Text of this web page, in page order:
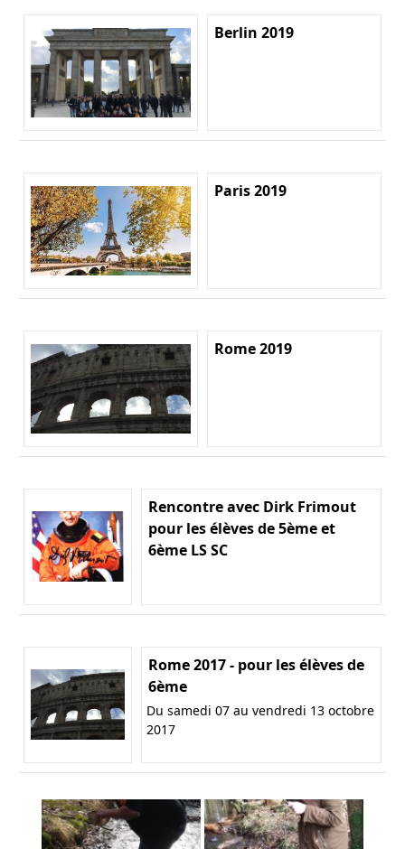
Berlin 2019
Paris 2019
Rome 2019
Rencontre avec Dirk Frimout
pour les élèves de 5ème et
6ème LS SC
Rome 2017 - pour les élèves de
6ème
Du samedi 07 au vendredi 13 octobre
2017